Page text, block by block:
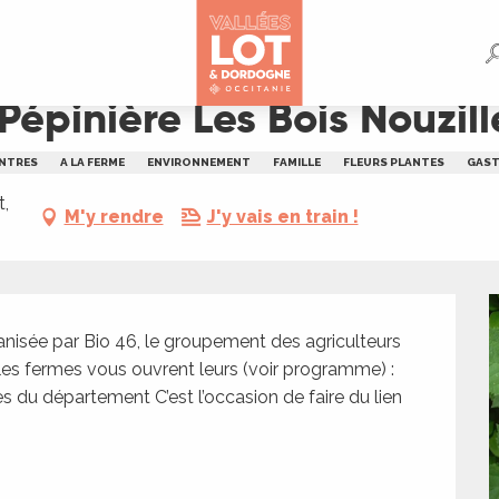
Les Bois
A LA FERME ENVIRONNEMENT FAMILLE FLEURS PLANTES
M'y rendre J'y vais en train !
par Bio 46, le groupement des agriculteurs
fermes vous ouvrent leurs (voir programme) :
département C’est l’occasion de faire du lien